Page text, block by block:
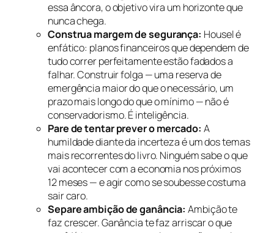
essa âncora, o objetivo vira um horizonte que
nunca chega.
Construa margem de segurança: Housel é
enfático: planos financeiros que dependem de
tudo correr perfeitamente estão fadados a
falhar. Construir folga — uma reserva de
emergência maior do que o necessário, um
prazo mais longo do que o mínimo — não é
conservadorismo. É inteligência.
Pare de tentar prever o mercado: A
humildade diante da incerteza é um dos temas
mais recorrentes do livro. Ninguém sabe o que
vai acontecer com a economia nos próximos
12 meses — e agir como se soubesse costuma
sair caro.
Separe ambição de ganância: Ambição te
faz crescer. Ganância te faz arriscar o que